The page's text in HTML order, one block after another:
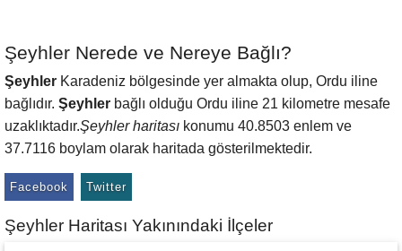
Şeyhler Nerede ve Nereye Bağlı?
Şeyhler Karadeniz bölgesinde yer almakta olup, Ordu iline
bağlıdır. Şeyhler bağlı olduğu Ordu iline 21 kilometre mesafe
uzaklıktadır.Şeyhler haritası konumu 40.8503 enlem ve
37.7116 boylam olarak haritada gösterilmektedir.
Facebook Twitter
Şeyhler Haritası Yakınındaki İlçeler